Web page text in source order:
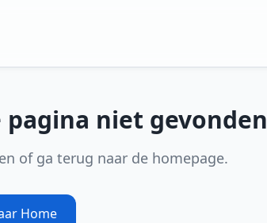
niet gevonden
of ga terug naar de homepage.
Home